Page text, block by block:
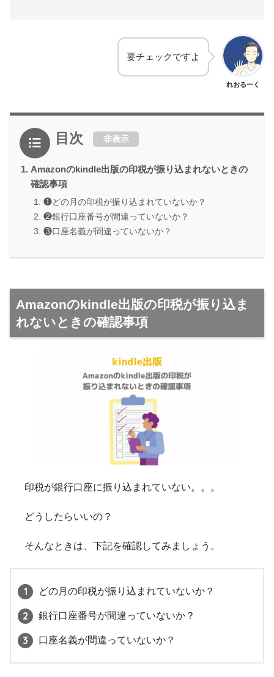
れおるーく
要チェックですよ
目次 非表示
Amazonのkindle出版の印税が振り込まれないときの
確認事項
❶どの月の印税が振り込まれていないか？
❷銀行口座番号が間違っていないか？
❸口座名義が間違っていないか？
Amazonのkindle出版の印税が振り込ま
れないときの確認事項
印税が銀行口座に振り込まれていない。。。
どうしたらいいの？
そんなときは、下記を確認してみましょう。
どの月の印税が振り込まれていないか？
銀行口座番号が間違っていないか？
口座名義が間違っていないか？